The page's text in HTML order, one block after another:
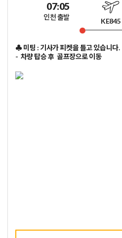
07:05
인천 출발 KE845
♣ 미팅 : 기사가 피켓을 틀고 있습니다.
- 차량 탑승 후 골프장으로 이동